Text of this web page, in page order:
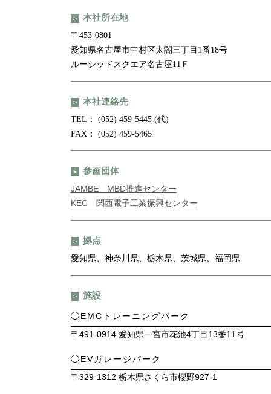
本社所在地
〒453-0801
愛知県名古屋市中村区太閤三丁目1番18号
ルーシッドスクエア名古屋11Ｆ
本社連絡先
TEL： (052) 459-5445 (代)
FAX： (052) 459-5465
参画団体
JAMBE MBD推進センター
KEC 関西電子工業振興センター
拠点
愛知県、神奈川県、栃木県、茨城県、福岡県
施設
◯EMCトレーニングパーク
〒491-0914 愛知県一宮市花池4丁目13番11号
◯EVガレージパーク
〒329-1312 栃木県さくら市櫻野927-1